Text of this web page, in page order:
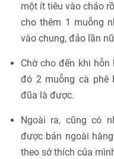
một ít tiêu vào chảo
cho thêm 1 muỗng
vào chung, đảo lần
Chờ cho đến khi
đó 2 muỗng cà phê
đũa là được.
Ngoài ra, cũng có
được bán ngoài
theo sở thích của